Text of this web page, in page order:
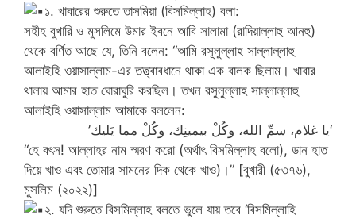
১. খাবারের শুরুতে তাসমিয়া (বিসমিল্লাহ) বলা:
সহীহ বুখারি ও মুসলিমে উমার ইবনে আবি সালামা (রাদিয়াল্লাহু আনহু)
থেকে বর্ণিত আছে যে, তিনি বলেন: “আমি রসূলুল্লাহ সাল্লাল্লাহু
আলাইহি ওয়াসাল্লাম-এর তত্ত্বাবধানে থাকা এক বালক ছিলাম। খাবার
থালায় আমার হাত ঘোরাঘুরি করছিল। তখন রসুলুল্লাহ সাল্লাল্লাহু
আলাইহি ওয়াসাল্লাম আমাকে বললেন:
‘يا غلام، سمِّ الله، وكُلْ بيمينِك، وكُلْ مما يَليك’
“হে বৎস! আল্লাহর নাম স্মরণ করো (অর্থাৎ বিসমিল্লাহ বলো), ডান হাত
দিয়ে খাও এবং তোমার সামনের দিক থেকে খাও)।” [বুখারী (৫৩৭৬),
মুসলিম (২০২২)]
২. যদি শুরুতে বিসমিল্লাহ বলতে ভুলে যায় তবে ‘বিসমিল্লাহি